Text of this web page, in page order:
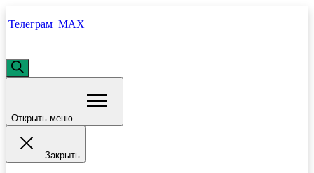
Телеграм MAX
Поиск
товаров
Открыть меню
Закрыть